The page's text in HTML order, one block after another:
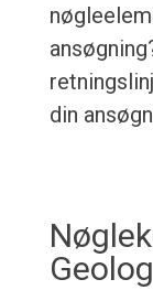
din